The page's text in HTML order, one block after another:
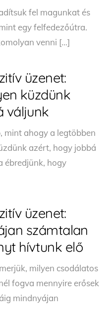
fel magunkat és
egy felfedezőútra.
venni […]
üzenet:
küzdünk
váljunk
mint ahogy a legtöbben
azért, hogy jobbá
ébredjünk, hogy
üzenet:
számtalan
hívtunk elő
milyen csodálatos
fogva mennyire erősek
mindnyájan